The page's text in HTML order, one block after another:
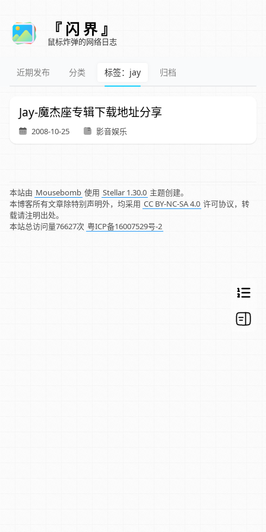
『 闪 界 』
鼠标炸弹的网络日志
近期发布 分类 标签：jay 归档
Jay-魔杰座专辑下载地址分享
2008-10-25 影音娱乐
本站由 Mousebomb 使用 Stellar 1.30.0 主题创建。
本博客所有文章除特别声明外，均采用 CC BY-NC-SA 4.0 许可协议，转
载请注明出处。
本站总访问量76627次 粤ICP备16007529号-2